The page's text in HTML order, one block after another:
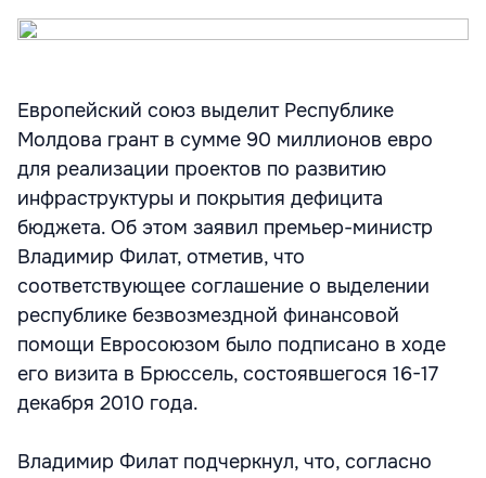
Европейский союз выделит Республике
Молдова грант в сумме 90 миллионов евро
для реализации проектов по развитию
инфраструктуры и покрытия дефицита
бюджета. Об этом заявил премьер-министр
Владимир Филат, отметив, что
соответствующее соглашение о выделении
республике безвозмездной финансовой
помощи Евросоюзом было подписано в ходе
его визита в Брюссель, состоявшегося 16-17
декабря 2010 года.
Владимир Филат подчеркнул, что, согласно